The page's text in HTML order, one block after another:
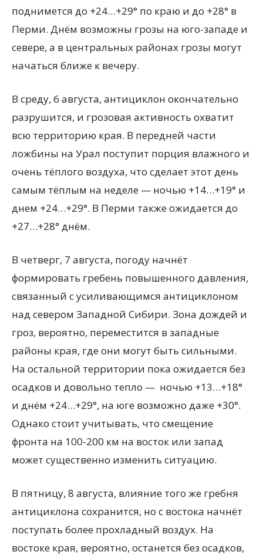
поднимется до +24…+29° по краю и до +28° в
Перми. Днём возможны грозы на юго-западе и
севере, а в центральных районах грозы могут
начаться ближе к вечеру.
В среду, 6 августа, антициклон окончательно
разрушится, и грозовая активность охватит
всю территорию края. В передней части
ложбины на Урал поступит порция влажного и
очень тёплого воздуха, что сделает этот день
самым тёплым на неделе — ночью +14…+19° и
днем +24…+29°. В Перми также ожидается до
+27…+28° днём.
В четверг, 7 августа, погоду начнёт
формировать гребень повышенного давления,
связанный с усиливающимся антициклоном
над севером Западной Сибири. Зона дождей и
гроз, вероятно, переместится в западные
районы края, где они могут быть сильными.
На остальной территории пока ожидается без
осадков и довольно тепло — ночью +13…+18°
и днём +24…+29°, на юге возможно даже +30°.
Однако стоит учитывать, что смещение
фронта на 100-200 км на восток или запад
может существенно изменить ситуацию.
В пятницу, 8 августа, влияние того же гребня
антициклона сохранится, но с востока начнёт
поступать более прохладный воздух. На
востоке края, вероятно, останется без осадков,